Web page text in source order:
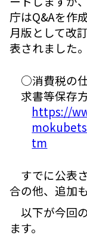
庁はQ&Aを作
月版として改
表されました。
○消費税の
求書等保存
https://
tm
すでに公表
合の他、追加
以下が今回
ます。